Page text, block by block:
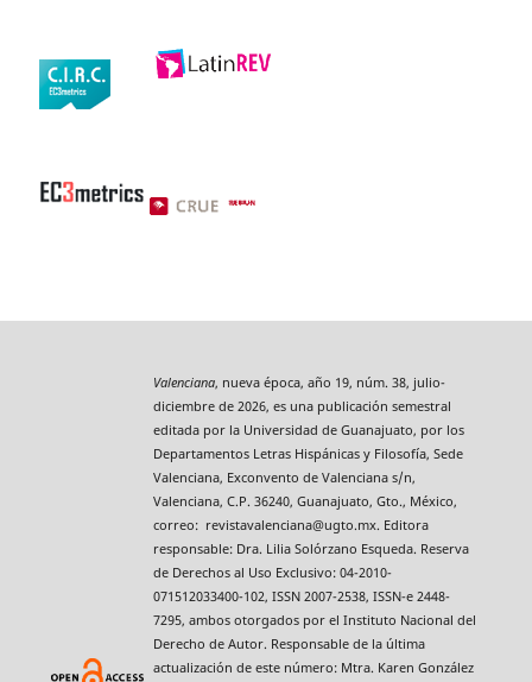
Valenciana, nueva época, año 19, núm. 38, julio-
diciembre de 2026, es una publicación semestral
editada por la Universidad de Guanajuato, por los
Departamentos Letras Hispánicas y Filosofía, Sede
Valenciana, Exconvento de Valenciana s/n,
Valenciana, C.P. 36240, Guanajuato, Gto., México,
correo: revistavalenciana@ugto.mx. Editora
responsable: Dra. Lilia Solórzano Esqueda. Reserva
de Derechos al Uso Exclusivo: 04-2010-
071512033400-102, ISSN 2007-2538, ISSN-e 2448-
7295, ambos otorgados por el Instituto Nacional del
Derecho de Autor. Responsable de la última
actualización de este número: Mtra. Karen González